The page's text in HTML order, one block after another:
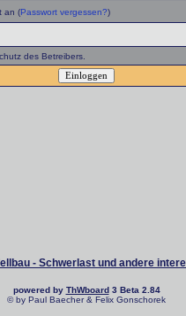
an (Passwort vergessen?)
des Betreibers.
- Schwerlast und andere
powered by ThWboard3 Beta 2.84
© by Paul Baecher & Felix Gonschorek